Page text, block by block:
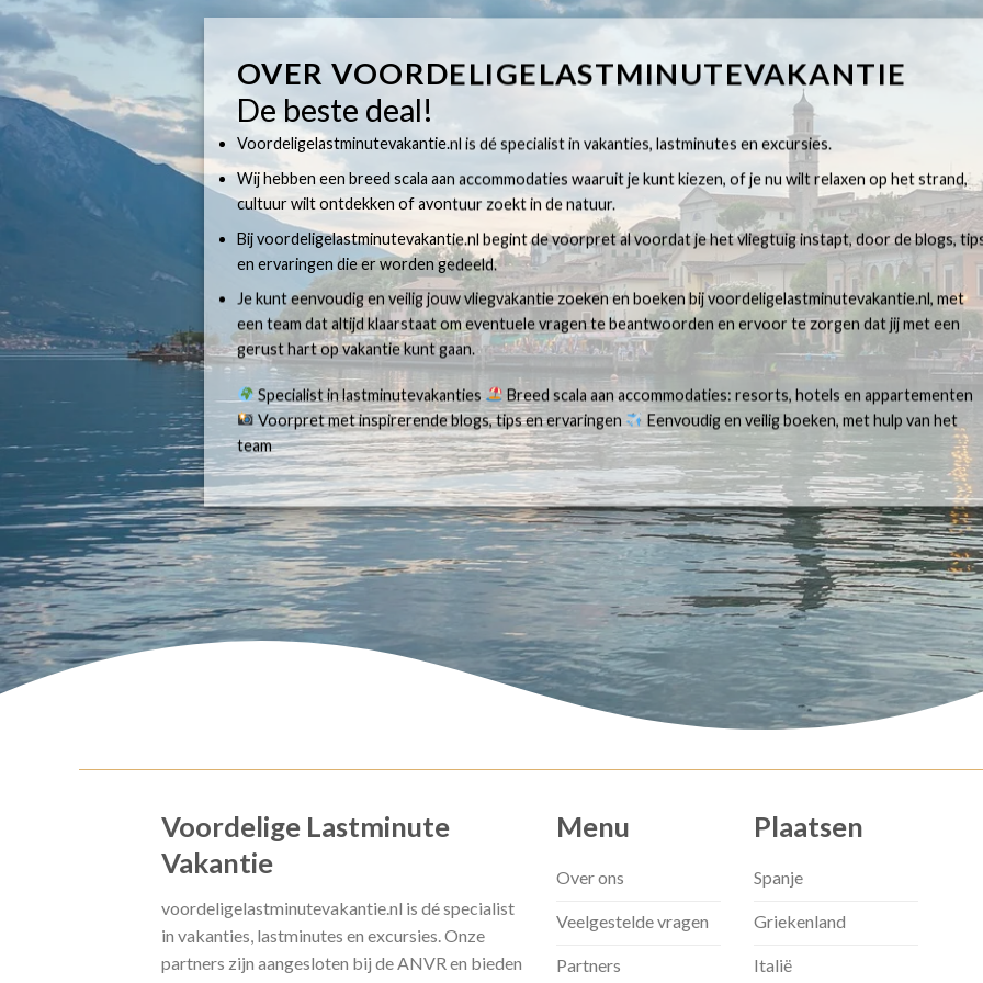
OVER VOORDELIGELASTMINUTEVAKANTIE
De beste deal!
Voordeligelastminutevakantie.nl is dé specialist in vakanties, lastminutes en excursies.
Wij hebben een breed scala aan accommodaties waaruit je kunt kiezen, of je nu wilt relaxen op het strand,
cultuur wilt ontdekken of avontuur zoekt in de natuur.
Bij voordeligelastminutevakantie.nl begint de voorpret al voordat je het vliegtuig instapt, door de blogs,
en ervaringen die er worden gedeeld.
Je kunt eenvoudig en veilig jouw vliegvakantie zoeken en boeken bij voordeligelastminutevakantie.nl, met
een team dat altijd klaarstaat om eventuele vragen te beantwoorden en ervoor te zorgen dat jij met een
gerust hart op vakantie kunt gaan.
Specialist in lastminutevakanties
Breed scala aan accommodaties: resorts, hotels en appartementen
Voorpret met inspirerende blogs, tips en ervaringen
Eenvoudig en veilig boeken, met hulp van het
team
Voordelige Lastminute
Vakantie
voordeligelastminutevakantie.nl is dé specialist
in vakanties, lastminutes en excursies. Onze
partners zijn aangesloten bij de ANVR en bieden
Menu
Over ons
Veelgestelde vragen
Partners
Plaatsen
Spanje
Griekenland
Italië